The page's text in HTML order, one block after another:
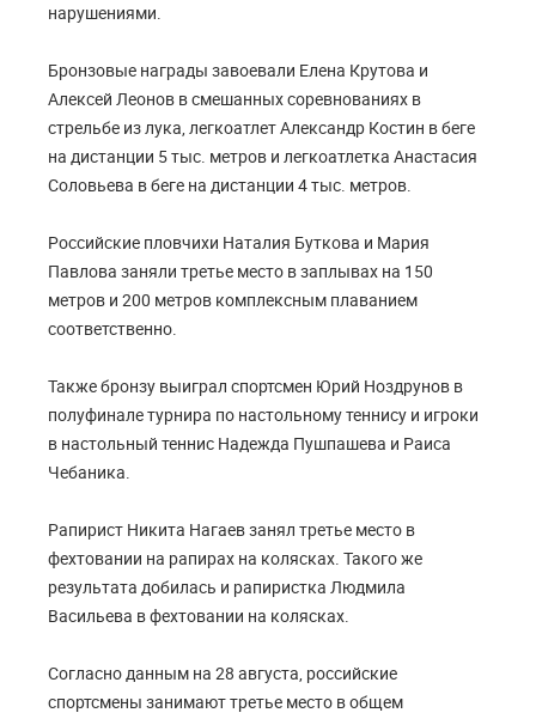
нарушениями.
Бронзовые награды завоевали Елена Крутова и
Алексей Леонов в смешанных соревнованиях в
стрельбе из лука, легкоатлет Александр Костин в беге
на дистанции 5 тыс. метров и легкоатлетка Анастасия
Соловьева в беге на дистанции 4 тыс. метров.
Российские пловчихи Наталия Буткова и Мария
Павлова заняли третье место в заплывах на 150
метров и 200 метров комплексным плаванием
соответственно.
Также бронзу выиграл спортсмен Юрий Ноздрунов в
полуфинале турнира по настольному теннису и игроки
в настольный теннис Надежда Пушпашева и Раиса
Чебаника.
Рапирист Никита Нагаев занял третье место в
фехтовании на рапирах на колясках. Такого же
результата добилась и рапиристка Людмила
Васильева в фехтовании на колясках.
Согласно данным на 28 августа, российские
спортсмены занимают третье место в общем